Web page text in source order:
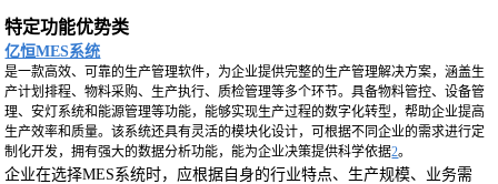
特定功能优势类
亿恒MES系统
是一款高效、可靠的生产管理软件，为企业提供完整的生产管理解决方案，涵盖生
产计划排程、物料采购、生产执行、质检管理等多个环节。具备物料管控、设备管
理、安灯系统和能源管理等功能，能够实现生产过程的数字化转型，帮助企业提高
生产效率和质量。该系统还具有灵活的模块化设计，可根据不同企业的需求进行定
制化开发，拥有强大的数据分析功能，能为企业决策提供科学依据2。
企业在选择MES系统时，应根据自身的行业特点、生产规模、业务需